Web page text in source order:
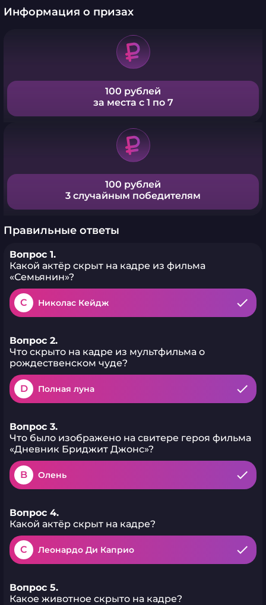
Информация о призах
100 рублей
за места с 1 по 7
100 рублей
3 случайным победителям
Правильные ответы
Вопрос 1.
Какой актёр скрыт на кадре из фильма
«Семьянин»?
C Николас Кейдж
Вопрос 2.
Что скрыто на кадре из мультфильма о
рождественском чуде?
D Полная луна
Вопрос 3.
Что было изображено на свитере героя фильма
«Дневник Бриджит Джонс»?
B Олень
Вопрос 4.
Какой актёр скрыт на кадре?
C Леонардо Ди Каприо
Вопрос 5.
Какое животное скрыто на кадре?